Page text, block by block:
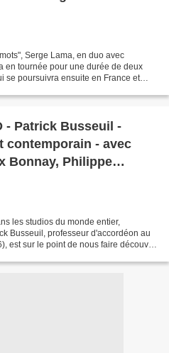
Serge Lama, en duo avec
en tournée pour une durée de deux
se poursuivra ensuite en France et
- Patrick Busseuil -
contemporain - avec
Bonnay, Philippe
Claudio
les studios du monde entier,
Busseuil, professeur d'accordéon au
est sur le point de nous faire découvrir